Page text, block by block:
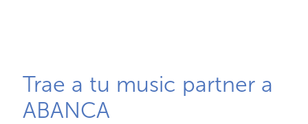
Trae a tu music partner a
ABANCA